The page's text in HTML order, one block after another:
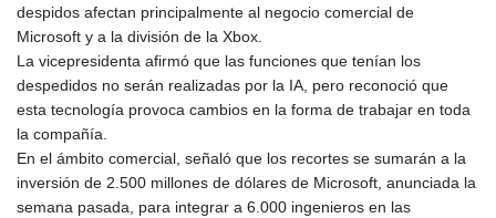
despidos afectan principalmente al negocio comercial de
Microsoft y a la división de la Xbox.
La vicepresidenta afirmó que las funciones que tenían los
despedidos no serán realizadas por la IA, pero reconoció que
esta tecnología provoca cambios en la forma de trabajar en toda
la compañía.
En el ámbito comercial, señaló que los recortes se sumarán a la
inversión de 2.500 millones de dólares de Microsoft, anunciada la
semana pasada, para integrar a 6.000 ingenieros en las